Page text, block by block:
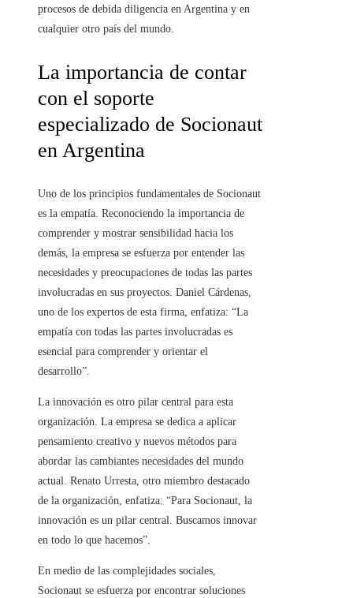
procesos de debida diligencia en Argentina y en
cualquier otro país del mundo.
La importancia de contar
con el soporte
especializado de Socionaut
en Argentina
Uno de los principios fundamentales de Socionaut
es la empatía. Reconociendo la importancia de
comprender y mostrar sensibilidad hacia los
demás, la empresa se esfuerza por entender las
necesidades y preocupaciones de todas las partes
involucradas en sus proyectos. Daniel Cárdenas,
uno de los expertos de esta firma, enfatiza: “La
empatía con todas las partes involucradas es
esencial para comprender y orientar el
desarrollo”.
La innovación es otro pilar central para esta
organización. La empresa se dedica a aplicar
pensamiento creativo y nuevos métodos para
abordar las cambiantes necesidades del mundo
actual. Renato Urresta, otro miembro destacado
de la organización, enfatiza: “Para Socionaut, la
innovación es un pilar central. Buscamos innovar
en todo lo que hacemos”.
En medio de las complejidades sociales,
Socionaut se esfuerza por encontrar soluciones